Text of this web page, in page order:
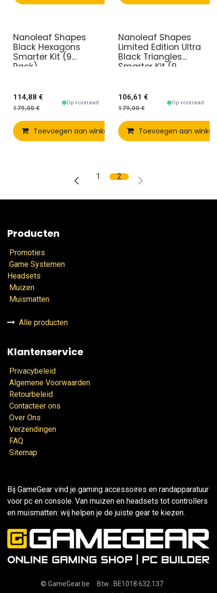
Promo
Nanoleaf Shapes
Black Hexagons
Smarter Kit (9
Pack)
114,88 €
179,00€
Op voorraad
Toevoegen aan winkelmandje Vergelijken
Promo
Nanoleaf Shapes
Limited Edition Ultra
Black Triangles
Smarter Kit (9
106,61 €
179,00€
Op voorraad
Toevoegen aan
1 2
Producten
Promoties
Game Systemen
Headsets
Muizen
Muismatten
Alle producten
Klantenservice
Privacybeleid
Algemene Voorwaarden
Retourbeleid
Contacteer ons
Over Ons
Verzendingen
FAQ
Sitemap
Bij GameGear vind je gaming accessoires en randapparatuur
voor pc en console. Van muizen en headsets tot controllers
en muismatten: wij helpen je de juiste gear te kiezen.
© GameGear.be Btw : BE1018.632.137